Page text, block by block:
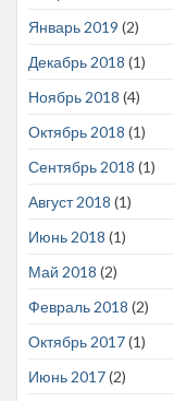
Январь 2019 (2)
Декабрь 2018 (1)
Ноябрь 2018 (4)
Октябрь 2018 (1)
Сентябрь 2018 (1)
Август 2018 (1)
Июнь 2018 (1)
Май 2018 (2)
Февраль 2018 (2)
Октябрь 2017(1)
Июнь 2017(2)